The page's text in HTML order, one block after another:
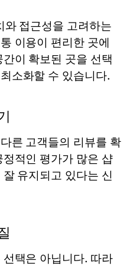
와 접근성을 고려하는
이용이 편리한 곳에
이 확보된 곳을 선택
소화할 수 있습니다.
른 고객들의 리뷰를 확
적인 평가가 많은 샵
유지되고 있다는 신
택은 아닙니다. 따라